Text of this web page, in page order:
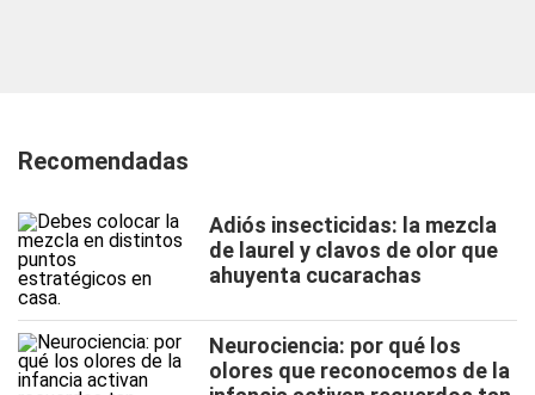
Recomendadas
Adiós insecticidas: la mezcla
de laurel y clavos de olor que
ahuyenta cucarachas
Neurociencia: por qué los
olores que reconocemos de la